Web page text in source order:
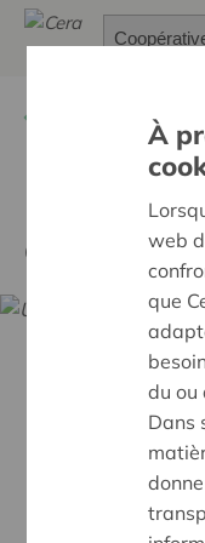
Usitoo,
À
web
que
du ou
Dans